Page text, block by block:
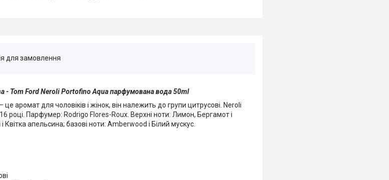
для замовлення
- Tom Ford Neroli Portofino Aqua парфумована вода 50ml
аромат для чоловіків і жінок, він належить до групи цитрусові. Neroli
році. Парфумер: Rodrigo Flores-Roux. Верхні ноти: Лимон, Бергамот і
Квітка апельсина; базові ноти: Amberwood і Білий мускус.